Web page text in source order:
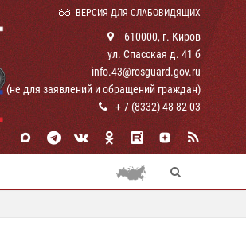
ВЕРСИЯ ДЛЯ СЛАБОВИДЯЩИХ
610000, г. Киров
ул. Спасская д. 41 б
info.43@rosguard.gov.ru
(не для заявлений и обращений граждан)
+ 7 (8332) 48-82-03